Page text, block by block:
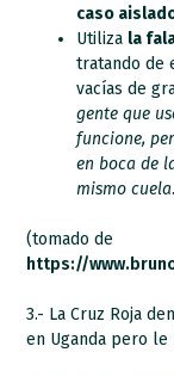
caso
Utiliza la
tratando de
vacías de
gente que
funcione,
en boca de
mismo cuela.
(tomado de
https://
3.- La Cruz Roja
en Uganda pero